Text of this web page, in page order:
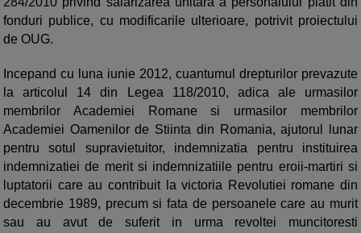
fonduri publice, cu modificarile ulterioare, potrivit proiectului
de OUG.
Incepand cu luna iunie 2012, cuantumul drepturilor prevazute
la articolul 14 din Legea 118/2010, adica ale urmasilor
membrilor Academiei Romane si urmasilor membrilor
Academiei Oamenilor de Stiinta din Romania, ajutorul lunar
pentru sotul supravietuitor, indemnizatia pentru instituirea
indemnizatiei de merit si indemnizatiile pentru eroii-martiri si
luptatorii care au contribuit la victoria Revolutiei romane din
decembrie 1989, precum si fata de persoanele care au murit
sau au avut de suferit in urma revoltei muncitoresti